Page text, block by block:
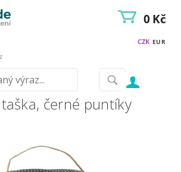
CZK EUR
0 Kč
černé puntíky